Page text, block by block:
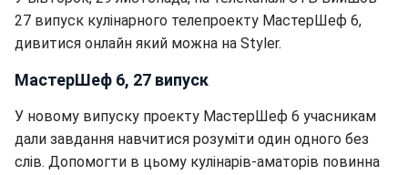
27 випуск кулінарного телепроекту МастерШеф 6,
дивитися онлайн який можна на Styler.
МастерШеф 6, 27 випуск
У новому випуску проекту МастерШеф 6 учасникам
дали завдання навчитися розуміти один одного без
слів. Допомогти в цьому кулінарів-аматорів повинна